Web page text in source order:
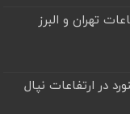
تهران و البرز